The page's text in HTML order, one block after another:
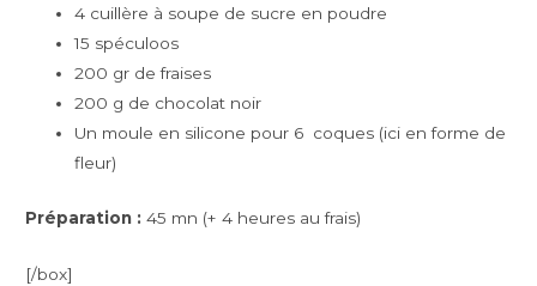
4 cuillère à soupe de sucre en poudre
15 spéculoos
200 gr de fraises
200 g de chocolat noir
Un moule en silicone pour 6 coques (ici en forme de
fleur)
Préparation : 45 mn (+ 4 heures au frais)
[/box]